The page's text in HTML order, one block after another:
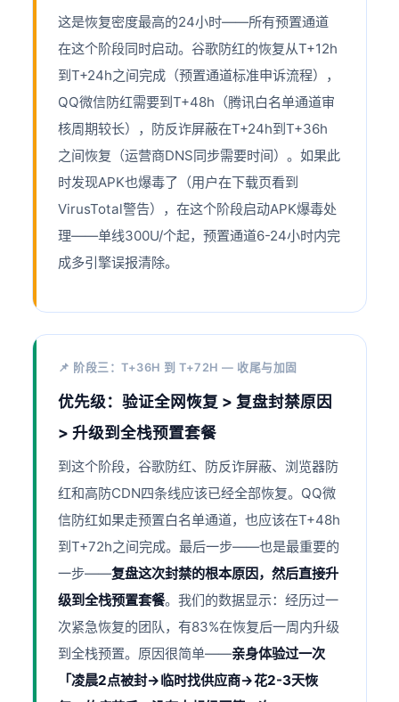
这是恢复密度最高的24小时——所有预置通道
在这个阶段同时启动。谷歌防红的恢复从T+12h
到T+24h之间完成（预置通道标准申诉流程），
QQ微信防红需要到T+48h（腾讯白名单通道审
核周期较长），防反诈屏蔽在T+24h到T+36h
之间恢复（运营商DNS同步需要时间）。如果此
时发现APK也爆毒了（用户在下载页看到
VirusTotal警告），在这个阶段启动APK爆毒处
理——单线300U/个起，预置通道6-24小时内完
成多引擎误报清除。
📌 阶段三：T+36H 到 T+72H — 收尾与加固
优先级：验证全网恢复 > 复盘封禁原因
> 升级到全栈预置套餐
到这个阶段，谷歌防红、防反诈屏蔽、浏览器防
红和高防CDN四条线应该已经全部恢复。QQ微
信防红如果走预置白名单通道，也应该在T+48h
到T+72h之间完成。最后一步——也是最重要的
一步——复盘这次封禁的根本原因，然后直接升
级到全栈预置套餐。我们的数据显示：经历过一
次紧急恢复的团队，有83%在恢复后一周内升级
到全栈预置。原因很简单——亲身体验过一次
「凌晨2点被封→临时找供应商→花2-3天恢